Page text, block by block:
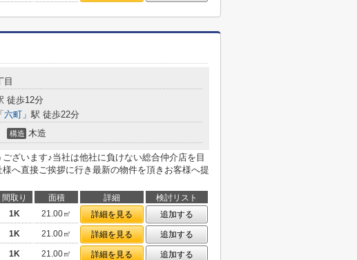
目
徒歩12分
「 六町 」駅 徒歩22分
構造 木造
ざいます♪当社は他社に負けない総合仲介店を目
へ直接ご挨拶に行き最新の物件を頂きお客様へ提
間取り 面積 詳細
検討リスト
1K 21.00㎡ 詳細を見る
追加する
1K 21.00㎡ 詳細を見る
追加する
1K 21.00㎡ 詳細を見る 追加する